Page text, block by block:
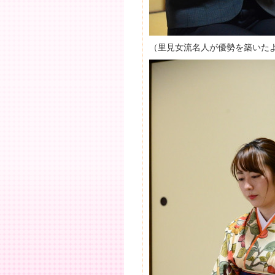
（里見女流名人が優勢を築いた